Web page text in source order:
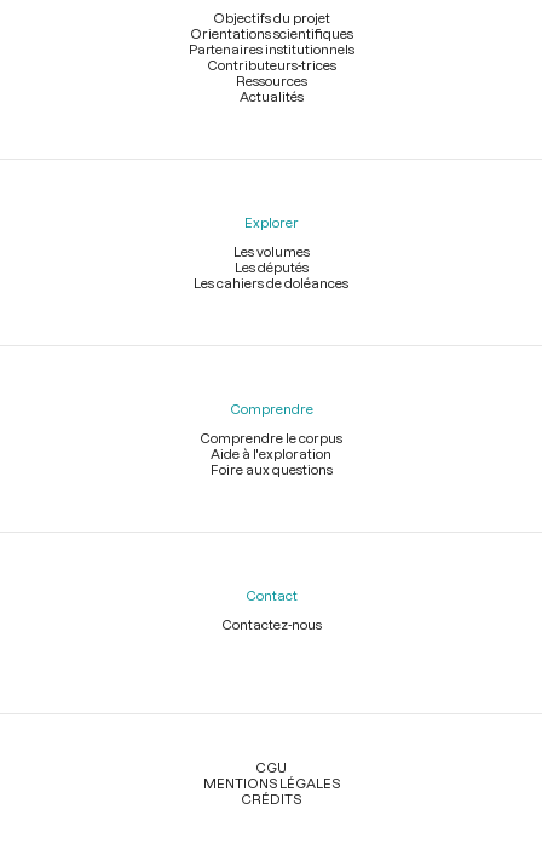
Objectifs du projet
Orientations scientifiques
Partenaires institutionnels
Contributeurs-trices
Ressources
Actualités
Explorer
Les volumes
Les députés
Les cahiers de doléances
Comprendre
Comprendre le corpus
Aide à l'exploration
Foire aux questions
Contact
Contactez-nous
Légal
CGU
MENTIONS LÉGALES
CRÉDITS